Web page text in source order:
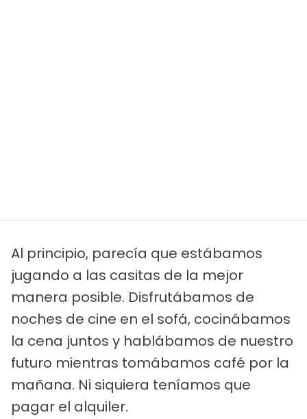
Al principio, parecía que estábamos
jugando a las casitas de la mejor
manera posible. Disfrutábamos de
noches de cine en el sofá, cocinábamos
la cena juntos y hablábamos de nuestro
futuro mientras tomábamos café por la
mañana. Ni siquiera teníamos que
pagar el alquiler.